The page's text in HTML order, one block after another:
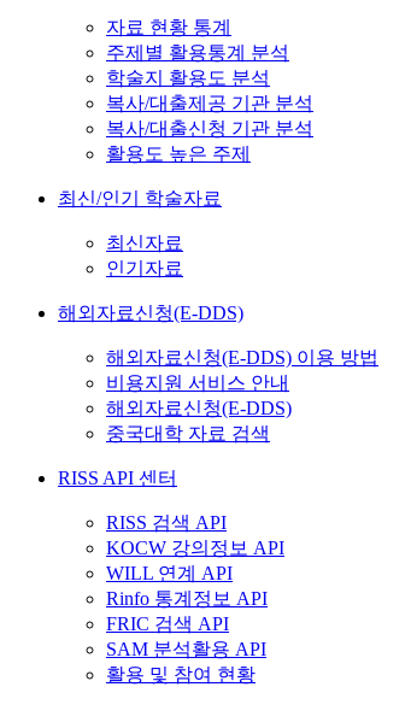
자료 현황 통계
주제별 활용통계 분석
학술지 활용도 분석
복사/대출제공 기관 분석
복사/대출신청 기관 분석
활용도 높은 주제
최신/인기 학술자료
최신자료
인기자료
해외자료신청(E-DDS)
해외자료신청(E-DDS) 이용 방법
비용지원 서비스 안내
해외자료신청(E-DDS)
중국대학 자료 검색
RISS API 센터
RISS 검색 API
KOCW 강의정보 API
WILL 연계 API
Rinfo 통계정보 API
FRIC 검색 API
SAM 분석활용 API
활용 및 참여 현황